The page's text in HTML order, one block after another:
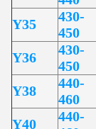
Y35
430-
450
Y36
430-
450
Y38
440-
460
Y40
440-